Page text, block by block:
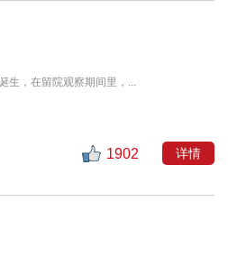
生，在留院观察期间里，...
1902 详情